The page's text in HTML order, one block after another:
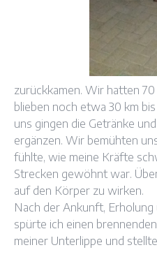
zurückkamen. Wir hatten
blieben noch etwa 30 km
uns gingen die Getränke
ergänzen. Wir bemühten
fühlte, wie meine Kräfte
Strecken gewöhnt war.
auf den Körper zu wirken.
Nach der Ankunft,
spürte ich einen
meiner Unterlippe und